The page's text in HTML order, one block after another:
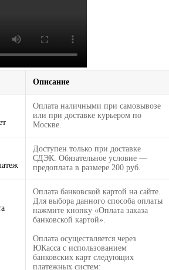
Описание
Оплата наличными при самовывозе
или при доставке курьером по
Москве.
Доступен только при доставке
СДЭК. Обязательное условие —
предоплата в размере 200 руб.
Оплата банковской картой на сайте.
Для выбора данного способа оплаты
нажмите кнопку «Оплата заказа
банковской картой».
Оплата осуществляется через
ЮКасса с использованием
банковских карт следующих
платежных систем: